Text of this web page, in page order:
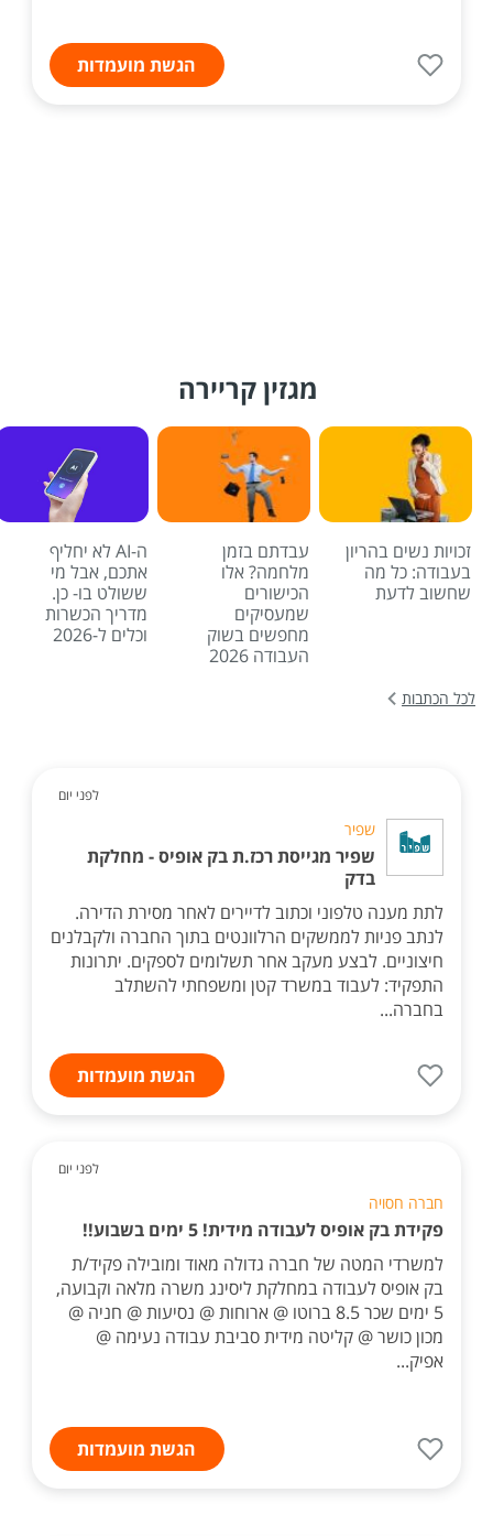
הגשת מועמדות
מגזין קריירה
זכויות נשים בהריון
בעבודה: כל מה
שחשוב לדעת
עבדתם בזמן
מלחמה? אלו
הכישורים
שמעסיקים
מחפשים בשוק
העבודה 2026
ה-AI לא יחליף
אתכם, אבל מי
ששולט בו- כן.
מדריך הכשרות
וכלים ל-2026
לכל הכתבות
לפני יום
שפיר
שפיר מגייסת רכז.ת בק אופיס - מחלקת
בדק
לתת מענה טלפוני וכתוב לדיירים לאחר מסירת הדירה.
לנתב פניות לממשקים הרלוונטים בתוך החברה ולקבלנים
חיצוניים. לבצע מעקב אחר תשלומים לספקים. יתרונות
התפקיד: לעבוד במשרד קטן ומשפחתי להשתלב
בחברה...
הגשת מועמדות
לפני יום
חברה חסויה
פקידת בק אופיס לעבודה מידית! 5 ימים בשבוע!!
למשרדי המטה של חברה גדולה מאוד ומובילה פקיד/ת
בק אופיס לעבודה במחלקת ליסינג משרה מלאה וקבועה,
5 ימים שכר 8.5 ברוטו @ ארוחות @ נסיעות @ חניה @
מכון כושר @ קליטה מידית סביבת עבודה נעימה @
אפיק...
הגשת מועמדות